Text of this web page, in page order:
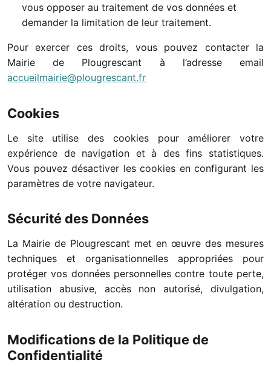
vous opposer au traitement de vos données et
demander la limitation de leur traitement.
Pour exercer ces droits, vous pouvez contacter la
Mairie de Plougrescant à l’adresse email
accueilmairie@plougrescant.fr
Cookies
Le site utilise des cookies pour améliorer votre
expérience de navigation et à des fins statistiques.
Vous pouvez désactiver les cookies en configurant les
paramètres de votre navigateur.
Sécurité des Données
La Mairie de Plougrescant met en œuvre des mesures
techniques et organisationnelles appropriées pour
protéger vos données personnelles contre toute perte,
utilisation abusive, accès non autorisé, divulgation,
altération ou destruction.
Modifications de la Politique de
Confidentialité